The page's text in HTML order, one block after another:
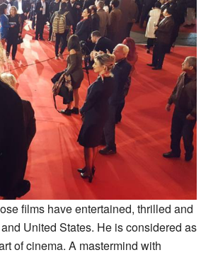
films have entertained, thrilled and
United States. He is considered as
of cinema. A mastermind with